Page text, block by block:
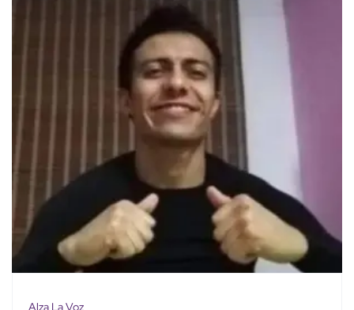
Alza La Voz